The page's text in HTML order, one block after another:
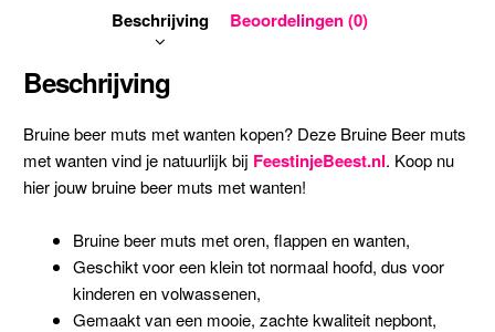
Beschrijving Beoordelingen (0)
Beschrijving
Bruine beer muts met wanten kopen? Deze Bruine Beer muts
met wanten vind je natuurlijk bij FeestinjeBeest.nl. Koop nu
hier jouw bruine beer muts met wanten!
Bruine beer muts met oren, flappen en wanten,
Geschikt voor een klein tot normaal hoofd, dus voor
kinderen en volwassenen,
Gemaakt van een mooie, zachte kwaliteit nepbont,